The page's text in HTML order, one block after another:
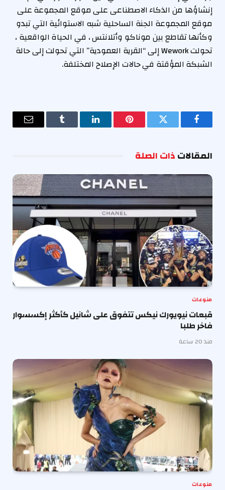
إنشاؤها من الذكاء الاصطناعى على موقع المجموعة على
موقع المجموعة الجنة الساحلية شبه الاستوائية التي تبدو
وكأنها تقاطع بين موناكو وأتلانتس ، في الحياة الواقعية ،
تحولت Wework إلى “القرية العمودية” التي تحولت إلى حالة
الشبكة المؤقتة في حالات الإصلاح المختلفة.
فيسبوك تويتر بينتيريستلينكدإن Tumblr
البريد
المقالاتذات الصلة
منوعات
قبعات نيويورك نيكس تتفوق على شانيل كأكثر إكسسوار
فاخر طلبا
منذ 20 ساعة
منوعات